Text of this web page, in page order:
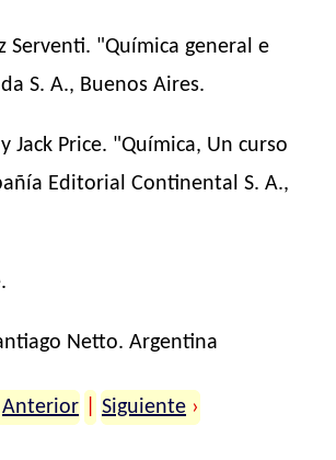
Serventi. "Química general e
S. A., Buenos Aires.
Jack Price. "Química, Un curso
Editorial Continental S. A.,
Netto. Argentina
Anterior Siguiente ›